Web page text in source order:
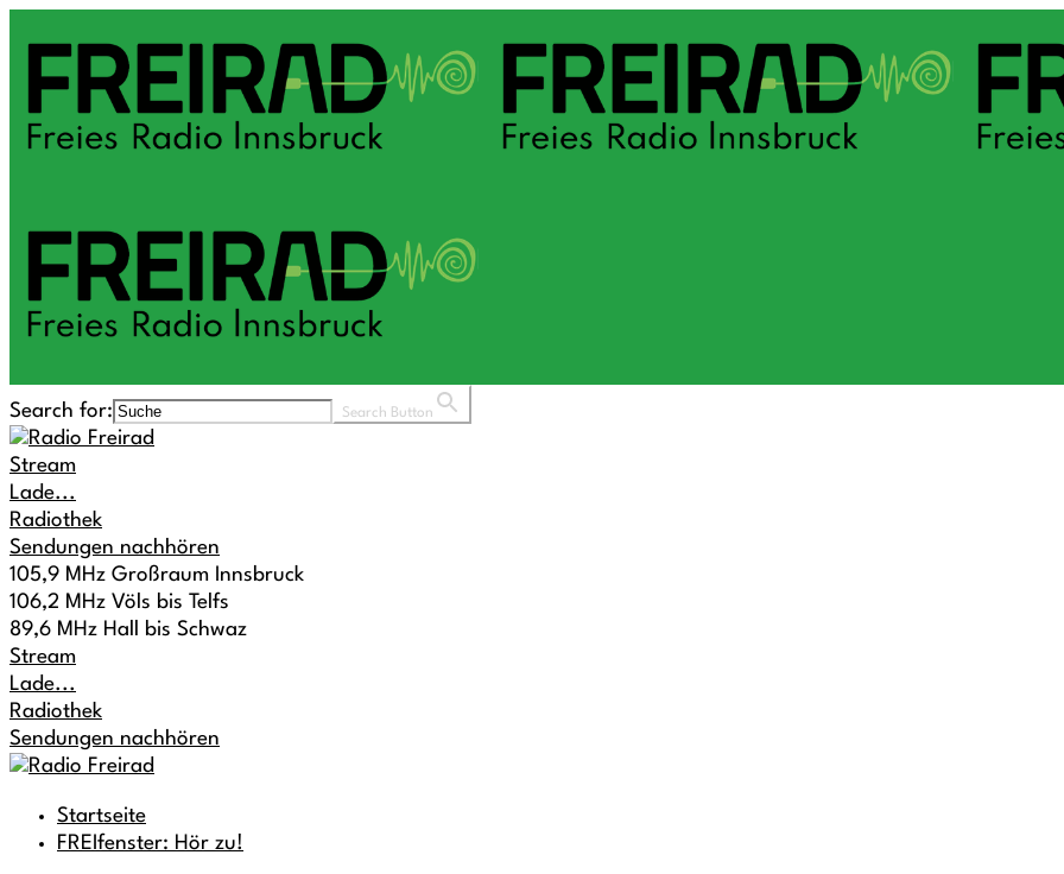
Search for: Search Button
Stream
Lade...
Radiothek
Sendungen nachhören
105,9 MHz Großraum Innsbruck
106,2 MHz Völs bis Telfs
89,6 MHz Hall bis Schwaz
Stream
Lade...
Radiothek
Sendungen nachhören
Startseite
FREIfenster: Hör zu!